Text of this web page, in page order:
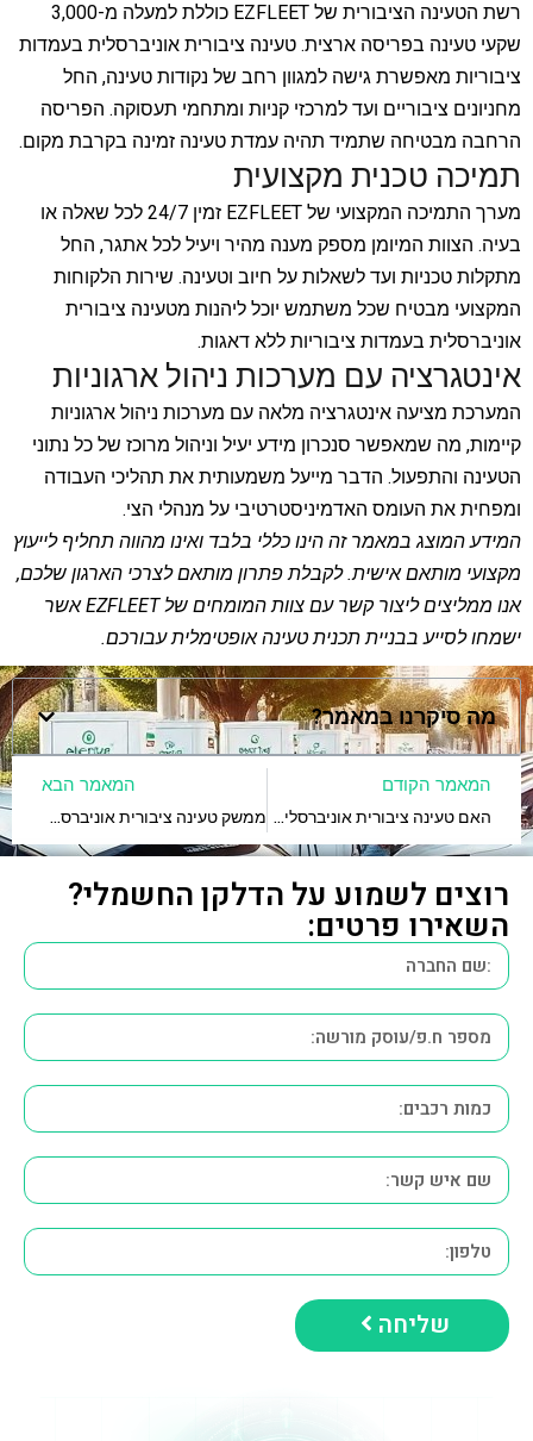
רשת הטעינה הציבורית של EZFLEET כוללת למעלה מ-3,000
שקעי טעינה בפריסה ארצית. טעינה ציבורית אוניברסלית בעמדות
ציבוריות מאפשרת גישה למגוון רחב של נקודות טעינה, החל
מחניונים ציבוריים ועד למרכזי קניות ומתחמי תעסוקה. הפריסה
הרחבה מבטיחה שתמיד תהיה עמדת טעינה זמינה בקרבת מקום.
תמיכה טכנית מקצועית
מערך התמיכה המקצועי של EZFLEET זמין 24/7 לכל שאלה או
בעיה. הצוות המיומן מספק מענה מהיר ויעיל לכל אתגר, החל
מתקלות טכניות ועד לשאלות על חיוב וטעינה. שירות הלקוחות
המקצועי מבטיח שכל משתמש יוכל ליהנות מטעינה ציבורית
אוניברסלית בעמדות ציבוריות ללא דאגות.
אינטגרציה עם מערכות ניהול ארגוניות
המערכת מציעה אינטגרציה מלאה עם מערכות ניהול ארגוניות
קיימות, מה שמאפשר סנכרון מידע יעיל וניהול מרוכז של כל נתוני
הטעינה והתפעול. הדבר מייעל משמעותית את תהליכי העבודה
ומפחית את העומס האדמיניסטרטיבי על מנהלי הצי.
המידע המוצג במאמר זה הינו כללי בלבד ואינו מהווה תחליף לייעוץ
מקצועי מותאם אישית. לקבלת פתרון מותאם לצרכי הארגון שלכם,
אנו ממליצים ליצור קשר עם צוות המומחים של EZFLEET אשר
ישמחו לסייע בבניית תכנית טעינה אופטימלית עבורכם.
מה סיקרנו במאמר?
המאמר הקודם
האם טעינה ציבורית אוניברסלית מתאימה לכל דגם חשמלי?
המאמר הבא
ממשק טעינה ציבורית אוניברסלית בעסקים – כך זה עובד
רוצים לשמוע על הדלקן החשמלי?
השאירו פרטים:
שליחה